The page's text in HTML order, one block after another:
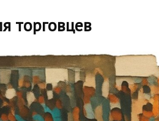
торговцев